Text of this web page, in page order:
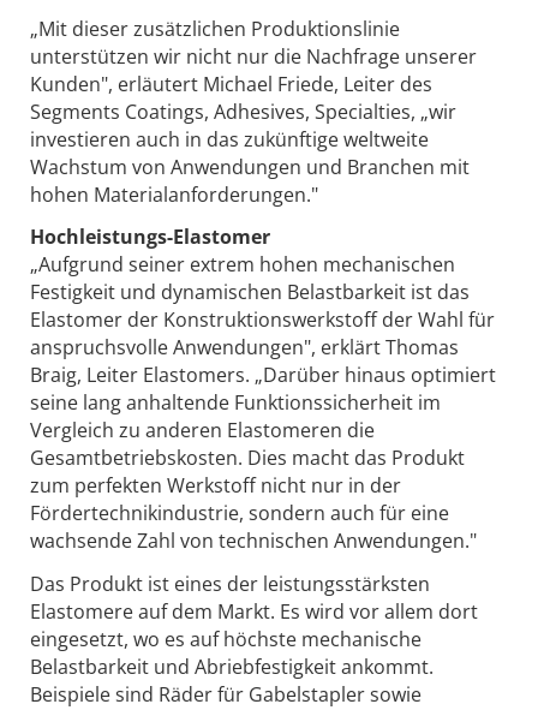
„Mit dieser zusätzlichen Produktionslinie
unterstützen wir nicht nur die Nachfrage unserer
Kunden", erläutert Michael Friede, Leiter des
Segments Coatings, Adhesives, Specialties, „wir
investieren auch in das zukünftige weltweite
Wachstum von Anwendungen und Branchen mit
hohen Materialanforderungen."
Hochleistungs-Elastomer
„Aufgrund seiner extrem hohen mechanischen
Festigkeit und dynamischen Belastbarkeit ist das
Elastomer der Konstruktionswerkstoff der Wahl für
anspruchsvolle Anwendungen", erklärt Thomas
Braig, Leiter Elastomers. „Darüber hinaus optimiert
seine lang anhaltende Funktionssicherheit im
Vergleich zu anderen Elastomeren die
Gesamtbetriebskosten. Dies macht das Produkt
zum perfekten Werkstoff nicht nur in der
Fördertechnikindustrie, sondern auch für eine
wachsende Zahl von technischen Anwendungen."
Das Produkt ist eines der leistungsstärksten
Elastomere auf dem Markt. Es wird vor allem dort
eingesetzt, wo es auf höchste mechanische
Belastbarkeit und Abriebfestigkeit ankommt.
Beispiele sind Räder für Gabelstapler sowie